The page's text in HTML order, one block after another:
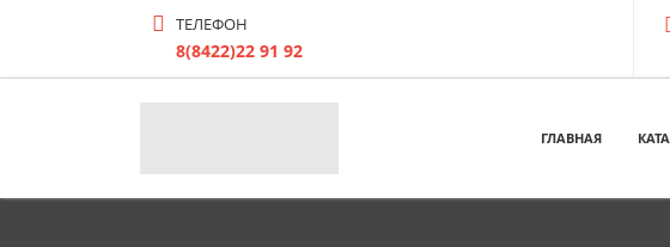
ТЕЛЕФОН
8(8422)22 91 92
ГЛАВНАЯ